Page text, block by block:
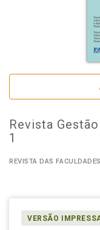
Revista
1
REVISTA DAS
VERSÃO